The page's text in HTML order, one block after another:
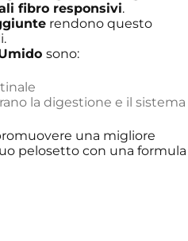
fibro responsivi.
rendono questo
sono:
la digestione e il sistema
una migliore
pelosetto con una formula